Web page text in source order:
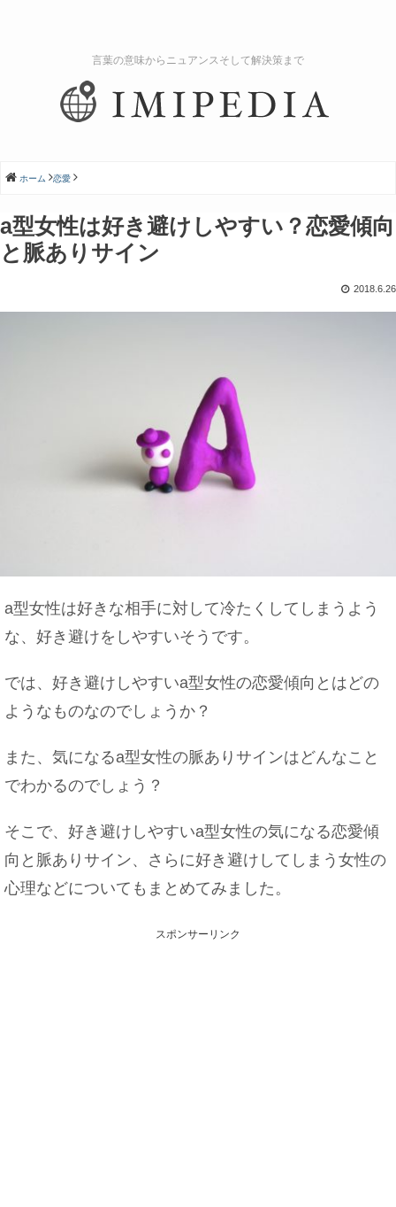
言葉の意味からニュアンスそして解決策まで
ホーム 恋愛
a型女性は好き避けしやすい？恋愛傾向
と脈ありサイン
2018.6.26
a型女性は好きな相手に対して冷たくしてしまうよう
な、好き避けをしやすいそうです。
では、好き避けしやすいa型女性の恋愛傾向とはどの
ようなものなのでしょうか？
また、気になるa型女性の脈ありサインはどんなこと
でわかるのでしょう？
そこで、好き避けしやすいa型女性の気になる恋愛傾
向と脈ありサイン、さらに好き避けしてしまう女性の
心理などについてもまとめてみました。
スポンサーリンク